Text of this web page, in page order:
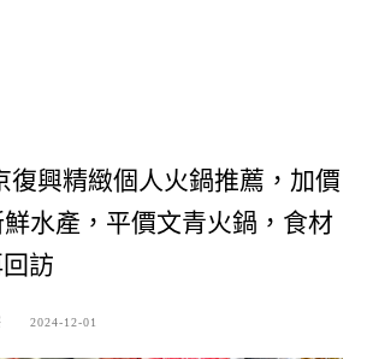
復興精緻個人火鍋推薦，加價
水產，平價文青火鍋，食材
訪
2024-12-01